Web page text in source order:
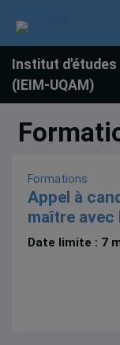
Institut
(IEIM-UQAM)
Formations
Appel à
maître
Date limite : 7